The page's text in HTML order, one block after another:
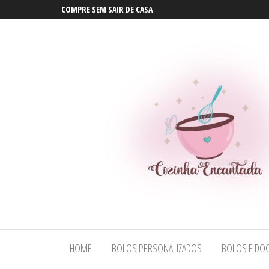
COMPRE SEM SAIR DE CASA
Maceió |
Bolos
Maceió |
Bolos
HOME BOLOS PERSONALIZADOS BOLOS E